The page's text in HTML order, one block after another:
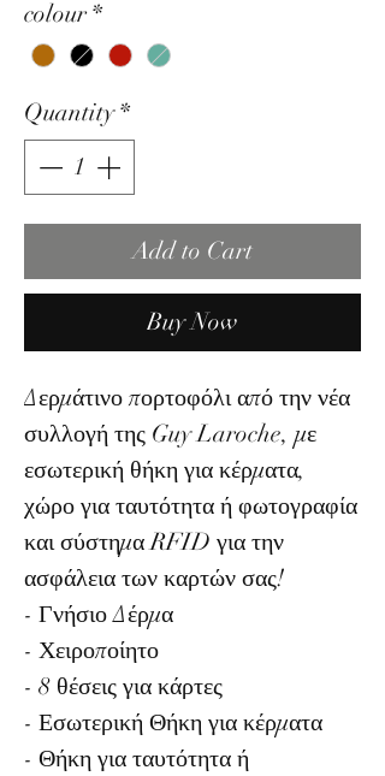
colour *
Quantity *
Add to Cart
Buy Now
Δερμάτινο πορτοφόλι από την νέα
συλλογή της Guy Laroche, με
εσωτερική θήκη για κέρματα,
χώρο για ταυτότητα ή φωτογραφία
και σύστημα RFID για την
ασφάλεια των καρτών σας!
- Γνήσιο Δέρμα
- Χειροποίητο
- 8 θέσεις για κάρτες
- Εσωτερική Θήκη για κέρματα
- Θήκη για ταυτότητα ή